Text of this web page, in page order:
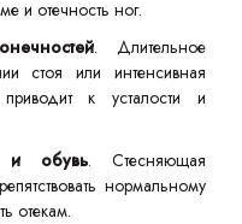
и отечность ног.
. Длительное
стоя или интенсивная
приводит к усталости и
и обувь. Стесняющая
нормальному
отекам.